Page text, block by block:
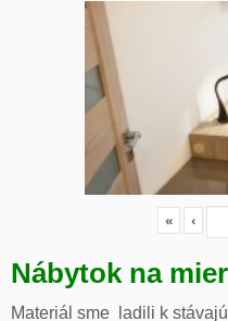
« ‹
Nábytok na
Materiál sme ladili k